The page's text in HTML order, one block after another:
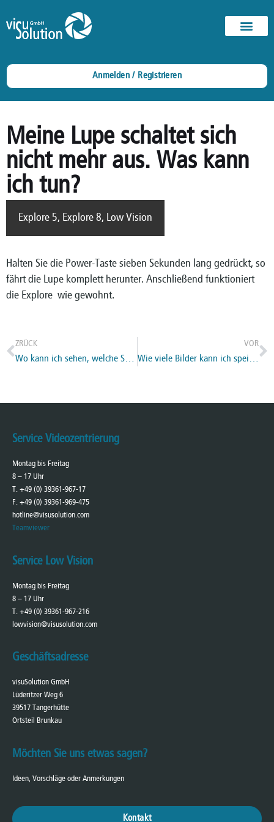
Anmelden / Registrieren
Meine Lupe schaltet sich
nicht mehr aus. Was kann
ich tun?
Explore 5, Explore 8, Low Vision
Halten Sie die Power-Taste sieben Sekunden lang gedrückt, so
fährt die Lupe komplett herunter. Anschließend funktioniert
die Explore wie gewohnt.
ZRÜCK
Wo kann ich sehen, welche Softwareversion meine Lupe hat?
VOR
Wie viele Bilder kann ich speichern?
Service Videozentrierung
Montag bis Freitag
8 – 17 Uhr
T. +49 (0) 39361-967-17
F. +49 (0) 39361-969-475
hotline@visusolution.com
Teamviewer
Service Low Vision
Montag bis Freitag
8 – 17 Uhr
T. +49 (0) 39361-967-216
lowvision@visusolution.com
Geschäftsadresse
visuSolution GmbH
Lüderitzer Weg 6
39517 Tangerhütte
Ortsteil Brunkau
Möchten Sie uns etwas sagen?
Ideen, Vorschläge oder Anmerkungen
Kontakt